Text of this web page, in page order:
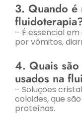
3. Quando é
– É essencial
por vômitos,
4. Quais
usados na
– Soluções
coloides, que
proteínas.